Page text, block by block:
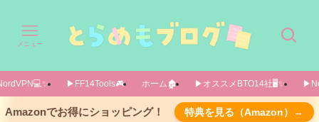
メニュー
▶FF14Tools🎮️ ホーム🏚️ ▶オススメBTO14社🖥️✨️
Amazonでお得にショッピング！ 特典を見る（Amazon）→
はじめに